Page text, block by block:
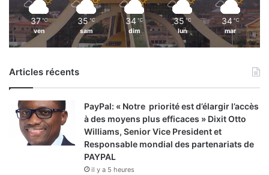
37 ℃
ven
35 ℃
sam
34 ℃
dim
35 ℃
lun
34 ℃
mar
Articles récents
PayPal: « Notre priorité est d’élargir l’accès
à des moyens plus efficaces » Dixit Otto
Williams, Senior Vice President et
Responsable mondial des partenariats de
PAYPAL
il y a 5 heures